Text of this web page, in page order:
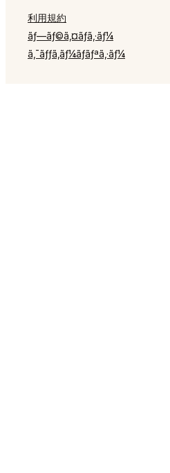
利用規約
ãƒ—ãƒ©ã‚¤ãƒã‚·ãƒ¼
ã‚¯ãƒƒã‚­ãƒ¼ãƒãƒªã‚·ãƒ¼